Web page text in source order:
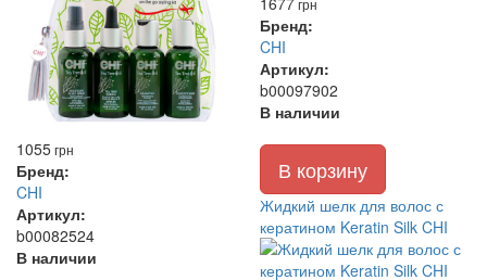
1055грн
Бренд:
CHI
Артикул:
b00082524
В наличии
грн
Бренд:
CHI
Артикул:
b00097902
В наличии
В корзину
Жидкий шелк для волос с
кератином Keratin Silk CHI